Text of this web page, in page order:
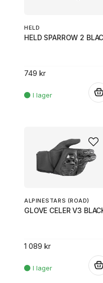
HELD
HELD SPARROW 2
749 kr
ALPINESTARS (ROAD)
GLOVE CELER V3
1 089 kr